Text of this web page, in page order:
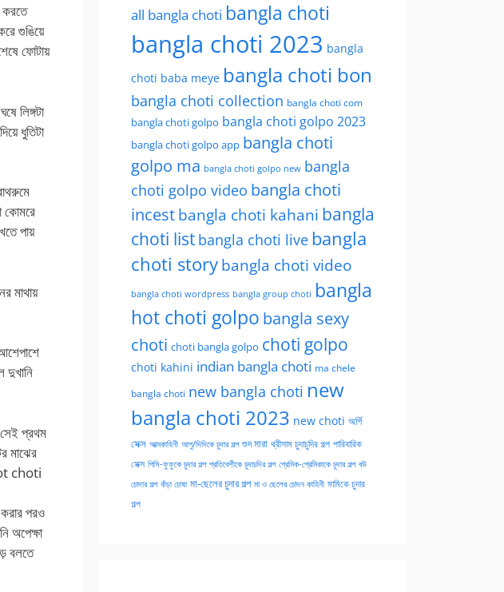
করতে
গুঙিয়ে
ফোটায়
লিঙ্গটা
ধুতিটা
কোমরে
পায়
মাথায়
দুখানি
সেই প্রথম
মাঝের
choti
পরও
অপেক্ষা
বলতে
all bangla choti bangla choti
bangla choti 2023 bangla
choti baba meye bangla choti bon
bangla choti collection bangla choti com
bangla choti golpo bangla choti golpo 2023
bangla choti golpo app bangla choti
golpo ma bangla choti golpo new bangla
choti golpo video bangla choti
incestbangla choti kahani bangla
choti list bangla choti live bangla
choti storybangla choti video
bangla choti wordpress bangla group choti bangla
hot choti golpo bangla sexy
choti choti bangla golpo choti golpo
choti kahini indian bangla choti ma chele
bangla choti new bangla choti new
bangla choti 2023 new choti অর্গি
সেক্স আত্মকাহিনী আপু/দিদিকে চুদার গল্প গুদ মারা থ্রীসাম চুদাচুদির গল্প পারিবারিক
সেক্স পিসি-ফুফুকে চুদার গল্প প্রতিবেশীকে চুদাচদির গল্প প্রেমিক-প্রেমিকাকে চুদার গল্প বউ
চোদার গল্প বাঁড়া চোষা মা-ছেলের চুদার গল্প মা ও ছেলের চোদন কাহিনী মামিকে চুদার
গল্প